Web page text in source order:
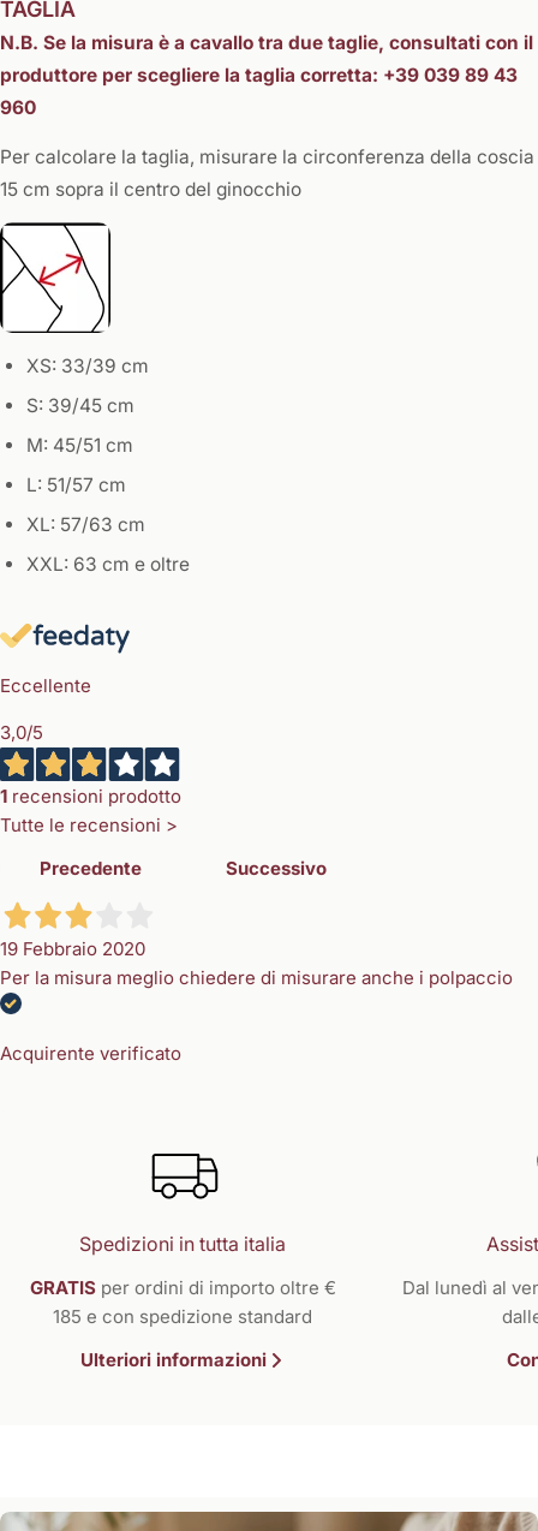
TAGLIA
N.B. Se la misura è a cavallo tra due taglie, consultati con il
produttore per scegliere la taglia corretta: +39 039 89 43
960
Per calcolare la taglia, misurare la circonferenza della coscia
15 cm sopra il centro del ginocchio
XS: 33/39 cm
S: 39/45 cm
M: 45/51 cm
L: 51/57 cm
XL: 57/63 cm
XXL: 63 cm e oltre
Eccellente
3,0/5
1 recensioni prodotto
Tutte le recensioni >
Precedente
Successivo
19 Febbraio 2020
Per la misura meglio chiedere di misurare anche i polpaccio
Acquirente verificato
Spedizioni in tutta italia
GRATIS per ordini di importo oltre €
185 e con spedizione standard
Ulteriori informazioni
Dal lunedì al